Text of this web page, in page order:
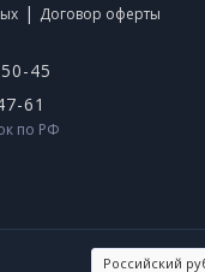
| Договор оферты
45
61
по РФ